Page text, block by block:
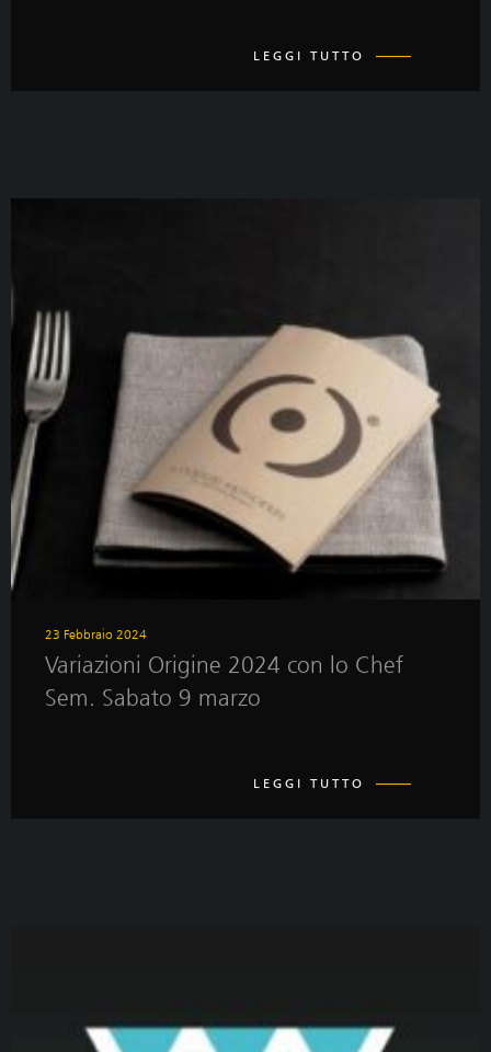
LEGGI TUTTO
23 Febbraio 2024
Variazioni Origine 2024 con lo Chef
Sem. Sabato 9 marzo
LEGGI TUTTO